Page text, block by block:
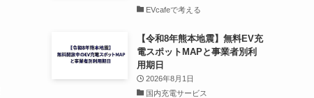
EVcafeで考える
【令和8年熊本地震】無料EV充
電スポットMAPと事業者別利
用期日
2026年8月1日
国内充電サービス